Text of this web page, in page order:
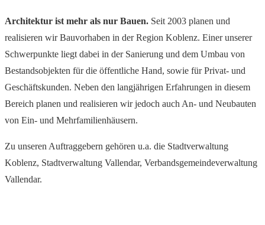
Architektur ist mehr als nur Bauen. Seit 2003 planen und
realisieren wir Bauvorhaben in der Region Koblenz. Einer unserer
Schwerpunkte liegt dabei in der Sanierung und dem Umbau von
Bestandsobjekten für die öffentliche Hand, sowie für Privat- und
Geschäftskunden. Neben den langjährigen Erfahrungen in diesem
Bereich planen und realisieren wir jedoch auch An- und Neubauten
von Ein- und Mehrfamilienhäusern.
Zu unseren Auftraggebern gehören u.a. die Stadtverwaltung
Koblenz, Stadtverwaltung Vallendar, Verbandsgemeindeverwaltung
Vallendar.